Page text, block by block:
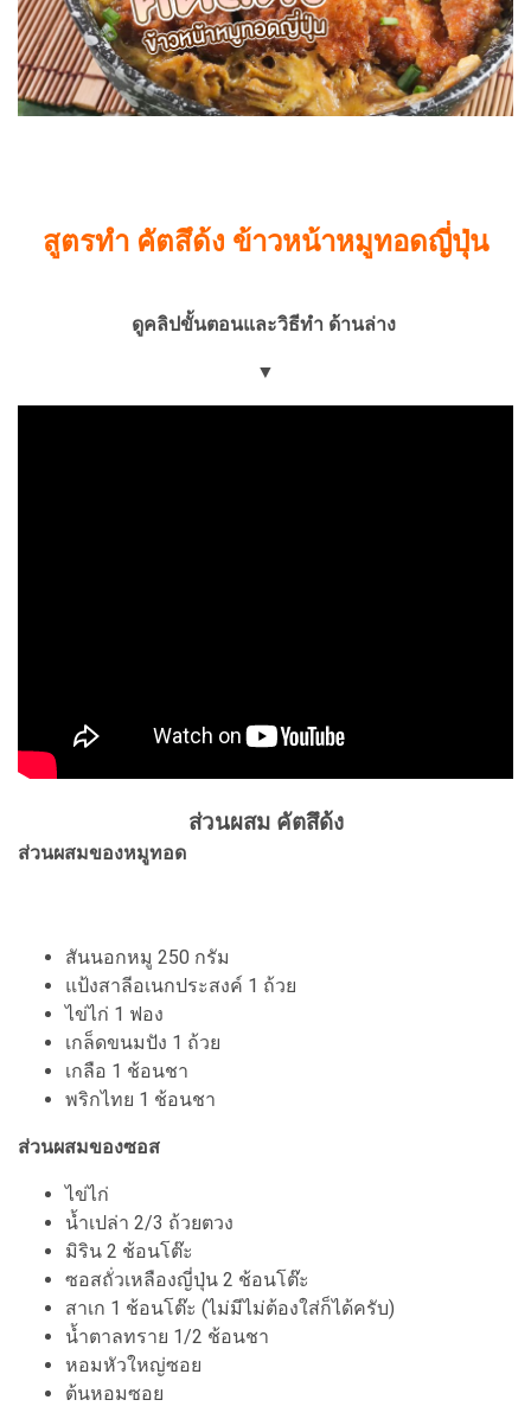
สูตรทำ คัตสึด้ง ข้าวหน้าหมูทอดญี่ปุ่น
ดูคลิปขั้นตอนและวิธีทำ ด้านล่าง
▼
ส่วนผสม คัตสึด้ง
ส่วนผสมของหมูทอด
สันนอกหมู 250 กรัม
แป้งสาลีอเนกประสงค์ 1 ถ้วย
ไข่ไก่ 1 ฟอง
เกล็ดขนมปัง 1 ถ้วย
เกลือ 1 ช้อนชา
พริกไทย 1 ช้อนชา
ส่วนผสมของซอส
ไข่ไก่
น้ำเปล่า 2/3 ถ้วยตวง
มิริน 2 ช้อนโต๊ะ
ซอสถั่วเหลืองญี่ปุ่น 2 ช้อนโต๊ะ
สาเก 1 ช้อนโต๊ะ (ไม่มีไม่ต้องใส่ก็ได้ครับ)
น้ำตาลทราย 1/2 ช้อนชา
หอมหัวใหญ่ซอย
ต้นหอมซอย